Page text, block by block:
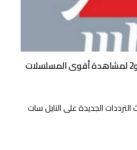
استقبل تردد قناة MBC مصر 1 و2 لمشاهدة أقوى المسلسلات
الجديدة على النايل سات